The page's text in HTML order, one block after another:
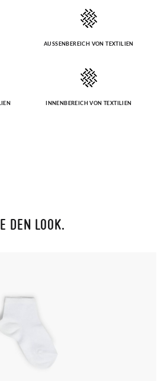
AUSSENBEREICH VON TEXTILIEN
INNENBEREICH VON TEXTILIEN
DEN LOOK.